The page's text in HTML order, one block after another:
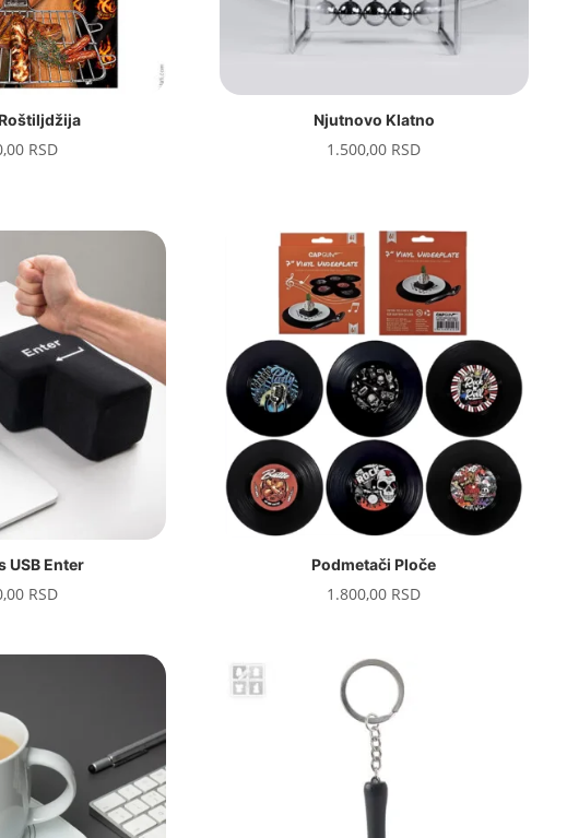
RSD
Njutnovo Klatno
1.500,00 RSD
USB Enter
RSD
Podmetači Ploče
1.800,00 RSD